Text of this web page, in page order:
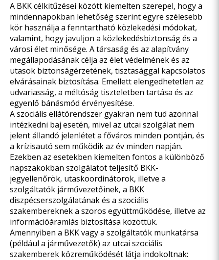
A BKK célkitűzései között kiemelten szerepel, hogy a
mindennapokban lehetőség szerint egyre szélesebb
kör használja a fenntartható közlekedési módokat,
valamint, hogy javuljon a közlekedésbiztonság és a
városi élet minősége. A társaság és az alapítvány
megállapodásának célja az élet védelmének és az
utasok biztonságérzetének, tisztasággal kapcsolatos
elvárásainak biztosítása. Emellett elengedhetetlen az
udvariasság, a méltóság tiszteletben tartása és az
egyenlő bánásmód érvényesítése.
A szociális ellátórendszer gyakran nem tud azonnal
intézkedni baj esetén, mivel az utcai szolgálat nem
jelent állandó jelenlétet a főváros minden pontján, és
a krízisautó sem működik az év minden napján.
Ezekben az esetekben kiemelten fontos a különböző
napszakokban szolgálatot teljesítő BKK-
jegyellenőrök, utaskoordinátorok, illetve a
szolgáltatók járművezetőinek, a BKK
diszpécserszolgálatának és a szociális
szakembereknek a szoros együttműködése, illetve az
információáramlás biztosítása közöttük.
Amennyiben a BKK vagy a szolgáltatók munkatársa
(például a járművezetők) az utcai szociális
szakemberek közreműködését látja indokoltnak: